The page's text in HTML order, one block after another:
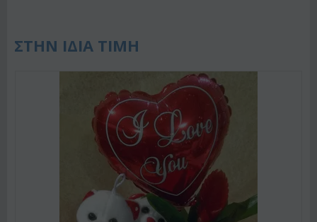
ΣΤΗΝ ΙΔΙΑ ΤΙΜΗ